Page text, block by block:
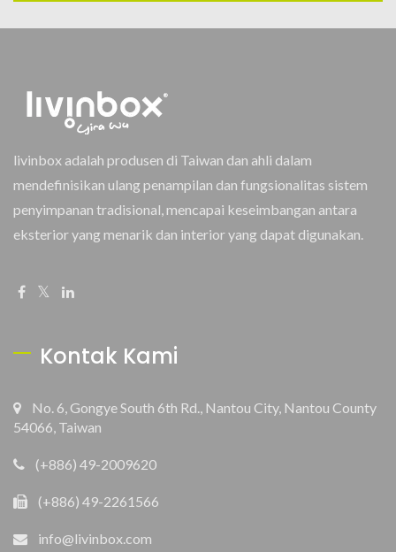
livinbox adalah produsen di Taiwan dan ahli dalam
mendefinisikan ulang penampilan dan fungsionalitas sistem
penyimpanan tradisional, mencapai keseimbangan antara
eksterior yang menarik dan interior yang dapat digunakan.
Kontak Kami
No. 6, Gongye South 6th Rd., Nantou City, Nantou County
54066, Taiwan
(+886) 49-2009620
(+886) 49-2261566
info@livinbox.com